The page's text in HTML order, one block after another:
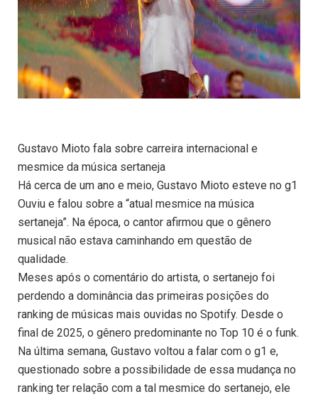
Gustavo Mioto fala sobre carreira internacional e
mesmice da música sertaneja
Há cerca de um ano e meio, Gustavo Mioto esteve no g1
Ouviu e falou sobre a “atual mesmice na música
sertaneja”. Na época, o cantor afirmou que o gênero
musical não estava caminhando em questão de
qualidade.
Meses após o comentário do artista, o sertanejo foi
perdendo a dominância das primeiras posições do
ranking de músicas mais ouvidas no Spotify. Desde o
final de 2025, o gênero predominante no Top 10 é o funk.
Na última semana, Gustavo voltou a falar com o g1 e,
questionado sobre a possibilidade de essa mudança no
ranking ter relação com a tal mesmice do sertanejo, ele